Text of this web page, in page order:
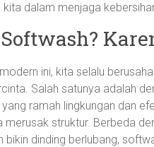
dalam menjaga
ini, kita selalu
Salah satunya adalah
ramah lingkungan dan
merusak struktur. Berbeda
bikin dinding berlubang,